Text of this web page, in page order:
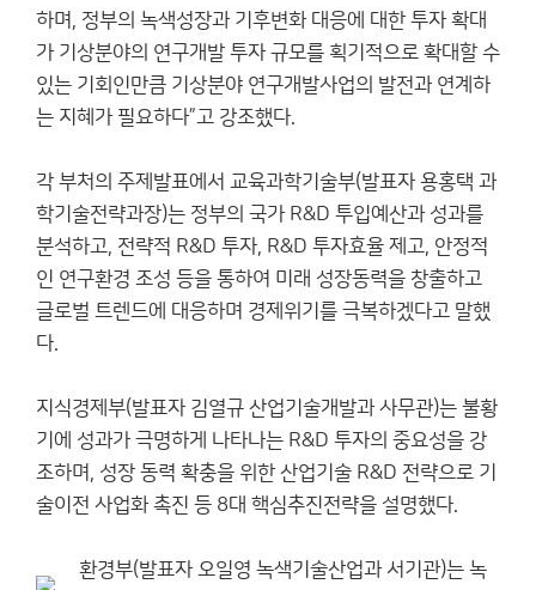
하며, 정부의 녹색성장과 기후변화 대응에 대한 투자 확대
가 기상분야의 연구개발 투자 규모를 획기적으로 확대할 수
있는 기회인만큼 기상분야 연구개발사업의 발전과 연계하
는 지혜가 필요하다”고 강조했다.
각 부처의 주제발표에서 교육과학기술부(발표자 용홍택 과
학기술전략과장)는 정부의 국가 R&D 투입예산과 성과를
분석하고, 전략적 R&D 투자, R&D 투자효율 제고, 안정적
인 연구환경 조성 등을 통하여 미래 성장동력을 창출하고
글로벌 트렌드에 대응하며 경제위기를 극복하겠다고 말했
다.
지식경제부(발표자 김열규 산업기술개발과 사무관)는 불황
기에 성과가 극명하게 나타나는 R&D 투자의 중요성을 강
조하며, 성장 동력 확충을 위한 산업기술 R&D 전략으로 기
술이전 사업화 촉진 등 8대 핵심추진전략을 설명했다.
환경부(발표자 오일영 녹색기술산업과 서기관)는 녹